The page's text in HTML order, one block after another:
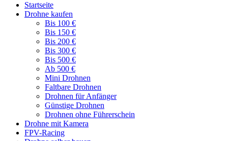
Startseite
Drohne kaufen
Bis 100 €
Bis 150 €
Bis 200 €
Bis 300 €
Bis 500 €
Ab 500 €
Mini Drohnen
Faltbare Drohnen
Drohnen für Anfänger
Günstige Drohnen
Drohnen ohne Führerschein
Drohne mit Kamera
FPV-Racing